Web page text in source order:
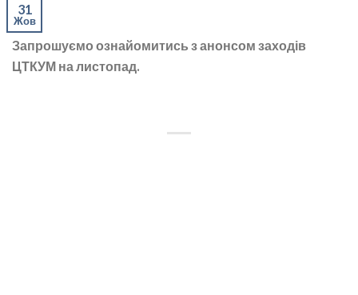
31
Жов
Запрошуємо ознайомитись з анонсом заходів
ЦТКУМ на листопад.